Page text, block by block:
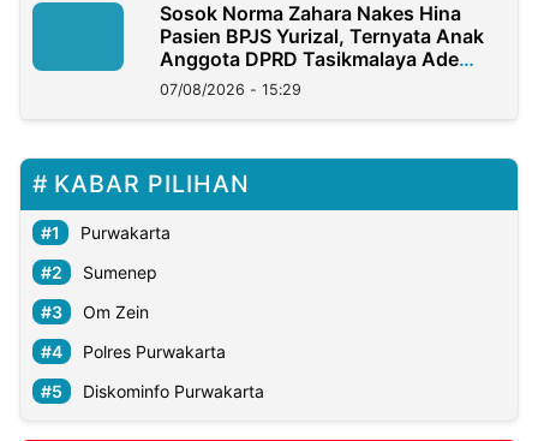
Sosok Norma Zahara Nakes Hina
Pasien BPJS Yurizal, Ternyata Anak
Anggota DPRD Tasikmalaya Ade
Lukman
07/08/2026 - 15:29
KABAR PILIHAN
Purwakarta
Sumenep
Om Zein
Polres Purwakarta
Diskominfo Purwakarta